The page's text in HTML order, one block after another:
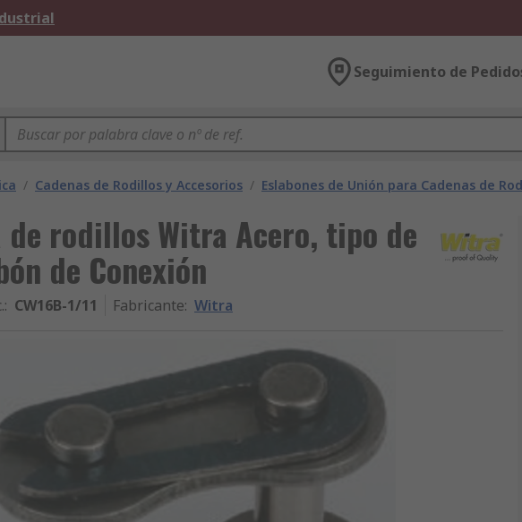
Seguimiento de
/ Cadenas de Rodillos y Accesorios / Eslabones de Unión para Cadenas de
de rodillos Witra Acero, tipo de
de Conexión
: CW16B-1/11 Fabricante: Witra